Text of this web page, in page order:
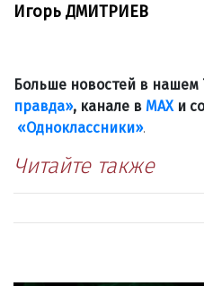
Игорь ДМИТРИЕВ
Больше новостей в нашем
правда», канале в МАХи
«Одноклассники».
Читайте также